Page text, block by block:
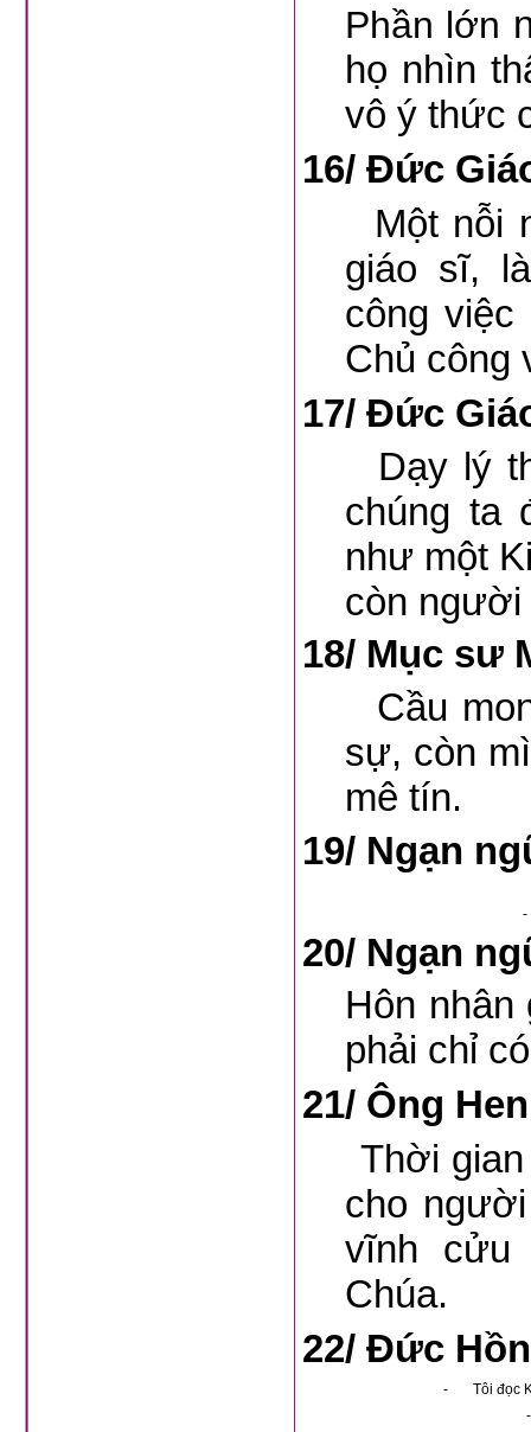
Phần lớn
họ nhìn
vô ý thức
16/ Đức
Một nỗi
giáo sĩ,
công việc
Chủ công
17/ Đức
Dạy lý
chúng ta
như một
còn người
18/ Mục sư
Cầu
sự, còn
mê tín.
19/ Ngạn
-
20/ Ngạn
Hôn nhân
phải chỉ
21/ Ông
Thời gian
cho
vĩnh cửu
Chúa.
22/ Đức
-
Tôi đọc
-